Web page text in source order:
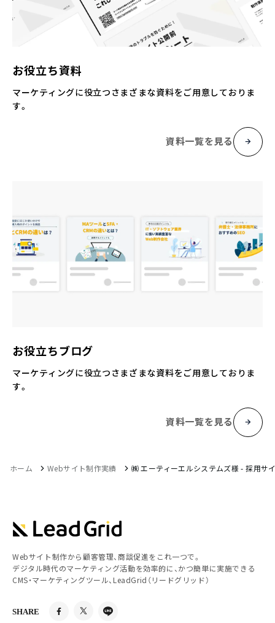
お役立ち資料
マーケティングに役立つさまざまな資料をご用意しておりま
す。
資料一覧を見る
お役立ちブログ
マーケティングに役立つさまざまな資料をご用意しておりま
す。
資料一覧を見る
ホーム Webサイト制作実績 ㈱ エーティーエルシステムズ様 - 採用サイ
Webサイト制作から顧客管理、商談促進をこれ一つで。
デジタル時代のマーケティング活動を効率的に、かつ簡単に実施できる
CMS・マーケティングツール、LeadGrid（リードグリッド）
SHARE